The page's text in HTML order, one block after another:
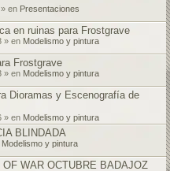
en Presentaciones
en ruinas para Frostgrave
» en Modelismo y pintura
Frostgrave
» en Modelismo y pintura
Dioramas y Escenografía de
» en Modelismo y pintura
BLINDADA
Modelismo y pintura
WAR OCTUBRE BADAJOZ